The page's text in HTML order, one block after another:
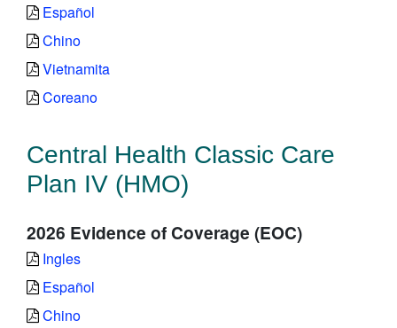
Español
Chino
Vietnamita
Coreano
Central Health Classic Care
Plan IV (HMO)
2026 Evidence of Coverage (EOC)
Ingles
Español
Chino